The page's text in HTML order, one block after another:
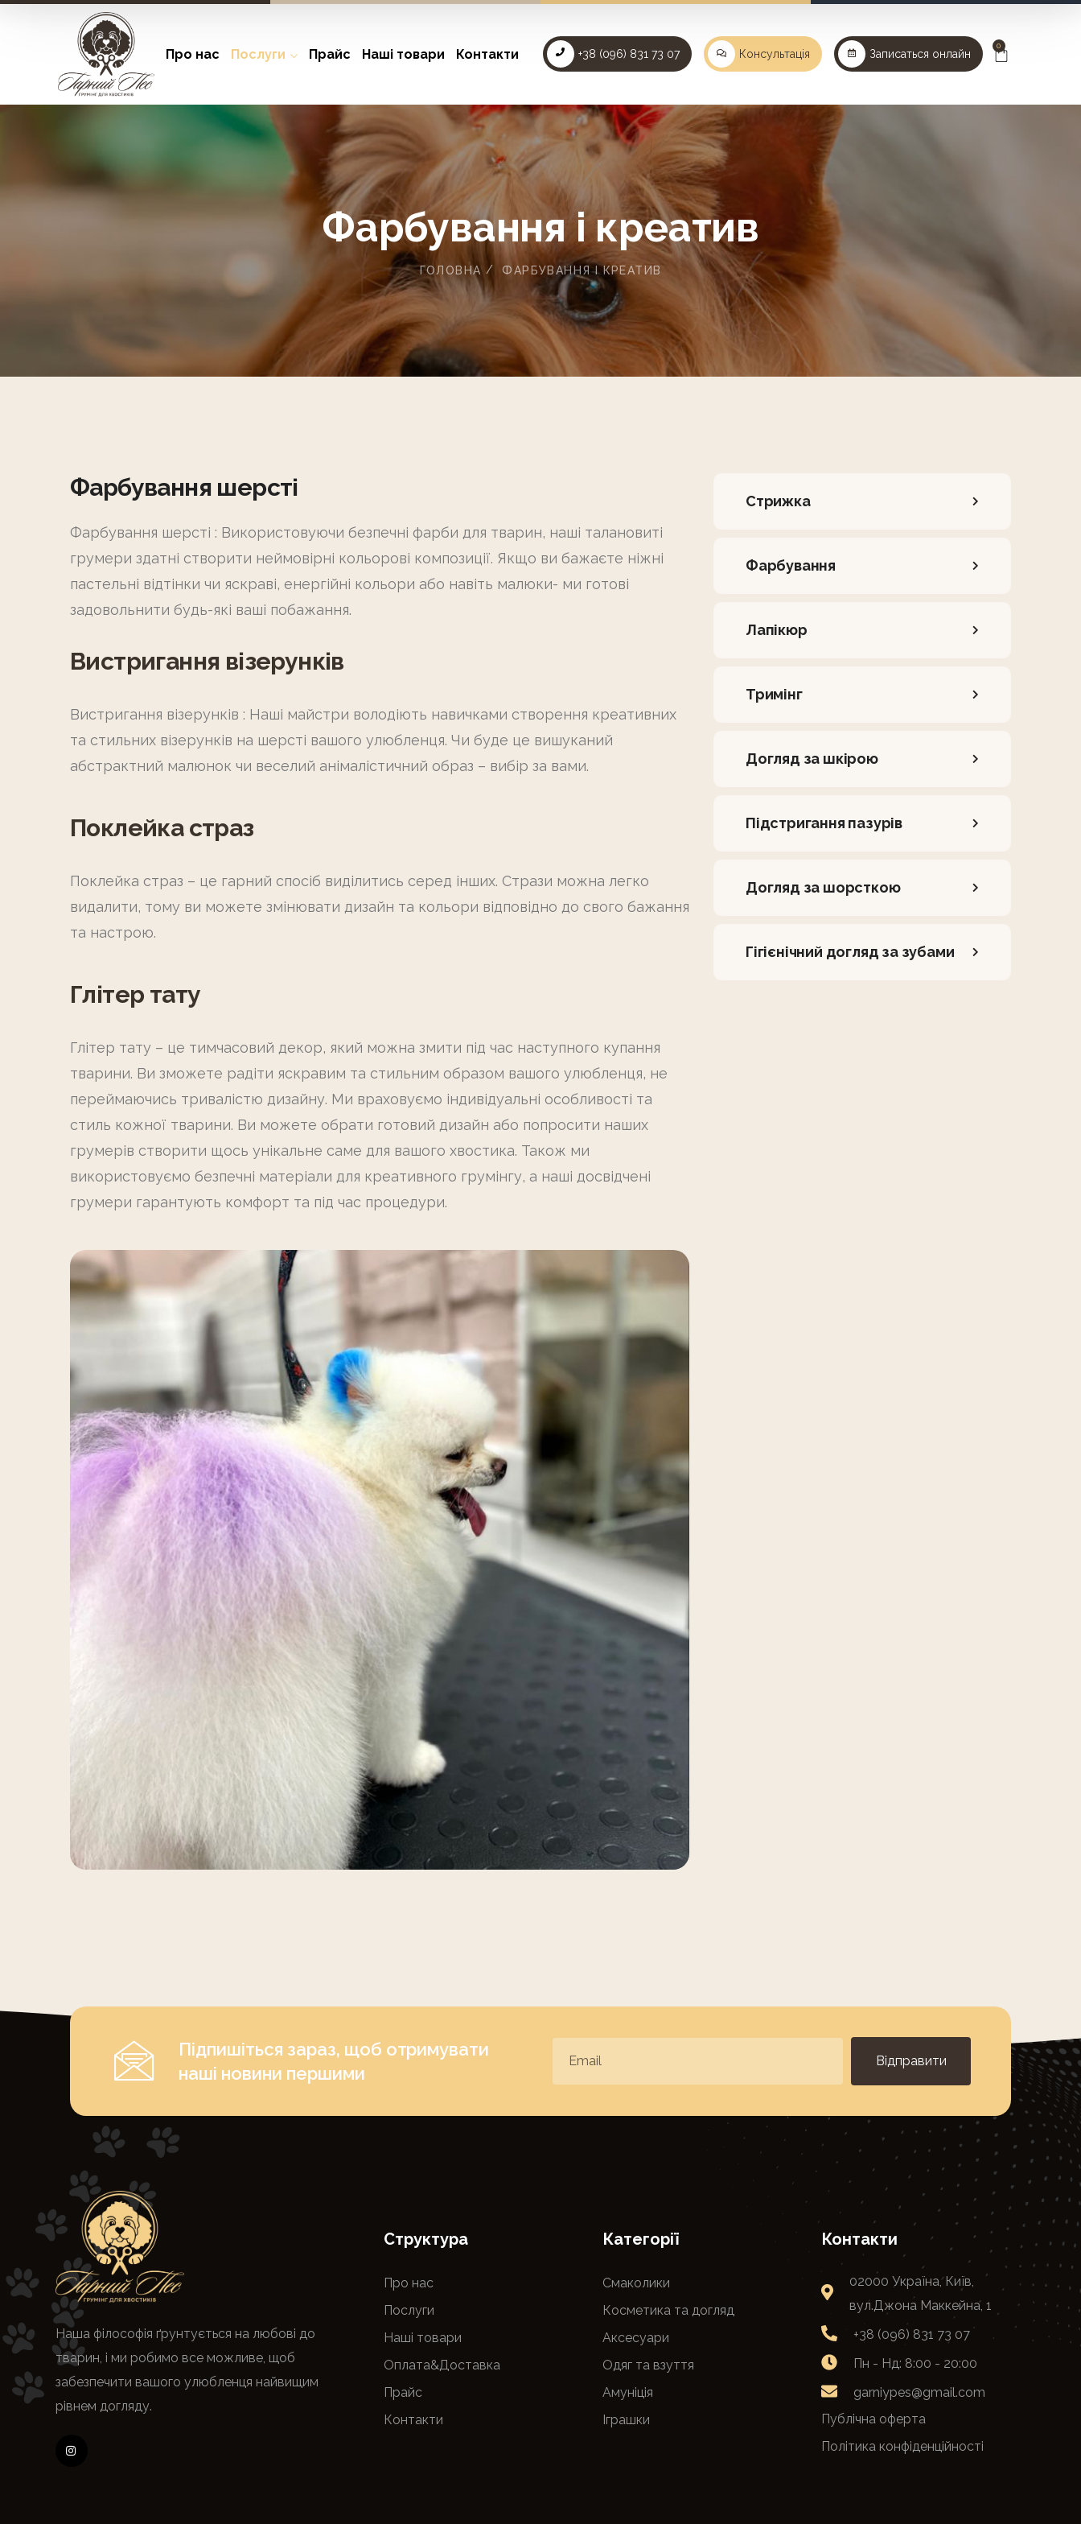
Про нас Послуги Прайс Наші товари Контакти +38 (096) 831 73 07 Консультація Записаться онлайн
0
ГОЛОВНА ФАРБУВАННЯ І КРЕАТИВ
Фарбування і креатив
Фарбування шерсті
Фарбування шерсті : Використовуючи безпечні фарби для тварин, наші талановиті
грумери здатні створити неймовірні кольорові композиції. Якщо ви бажаєте ніжні
пастельні відтінки чи яскраві, енергійні кольори або навіть малюки- ми готові
задовольнити будь-які ваші побажання.
Вистригання візерунків
Вистригання візерунків : Наші майстри володіють навичками створення креативних
та стильних візерунків на шерсті вашого улюбленця. Чи буде це вишуканий
абстрактний малюнок чи веселий анімалістичний образ – вибір за вами.
Поклейка страз
Поклейка страз – це гарний спосіб виділитись серед інших. Стрази можна легко
видалити, тому ви можете змінювати дизайн та кольори відповідно до свого бажання
та настрою.
Глітер тату
Глітер тату – це тимчасовий декор, який можна змити під час наступного купання
тварини. Ви зможете радіти яскравим та стильним образом вашого улюбленця, не
переймаючись тривалістю дизайну. Ми враховуємо індивідуальні особливості та
стиль кожної тварини. Ви можете обрати готовий дизайн або попросити наших
грумерів створити щось унікальне саме для вашого хвостика. Також ми
використовуємо безпечні матеріали для креативного грумінгу, а наші досвідчені
грумери гарантують комфорт та під час процедури.
Стрижка
Фарбування
Лапікюр
Тримінг
Догляд за шкірою
Підстригання пазурів
Догляд за шорсткою
Гігієнічний догляд за зубами
Підпишіться зараз, щоб отримувати
наші новини першими
Відправити
Наша філософія ґрунтується на любові до
тварин, і ми робимо все можливе, щоб
забезпечити вашого улюбленця найвищим
рівнем догляду.
Cтруктура
Про нас
Послуги
Наші товари
Оплата&Доставка
Прайс
Контакти
Категорії
Смаколики
Косметика та догляд
Аксесуари
Одяг та взуття
Амуніція
Іграшки
Контакти
02000 Україна, Київ,
вул.Джона Маккейна, 1
+38 (096) 831 73 07
Пн - Нд: 8:00 - 20:00
garniypes@gmail.com
Публічна оферта
Політика конфіденційності